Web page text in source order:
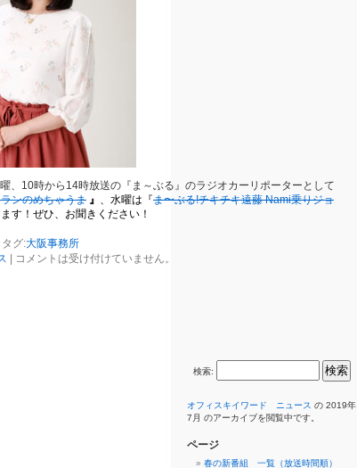
、10時から14時放送の『ま～ぶる』のラジオカーリポーターとして
ンのめちゃうま 』 、水曜は『ま〜ぶる!チキチキ遠藤 Nami乗りジョ
す！ぜひ、お聞きください！
タグ:大阪事務所
コメントは受け付けていません。
検索:
オフィスキイワード ニュース の 2019年
7月 のアーカイブを閲覧中です。
ページ
春の新番組 一覧（放送時間順）